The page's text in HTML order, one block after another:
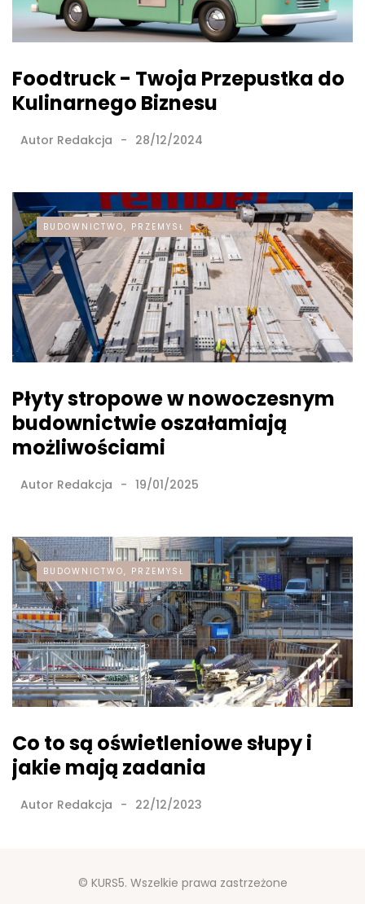
Foodtruck - Twoja Przepustka do
Kulinarnego Biznesu
Autor Redakcja 28/12/2024
BUDOWNICTWO, PRZEMYSŁ
Płyty stropowe w nowoczesnym
budownictwie oszałamiają
możliwościami
Autor Redakcja 19/01/2025
BUDOWNICTWO, PRZEMYSŁ
Co to są oświetleniowe słupy i
jakie mają zadania
Autor Redakcja 22/12/2023
© KURS5. Wszelkie prawa zastrzeżone